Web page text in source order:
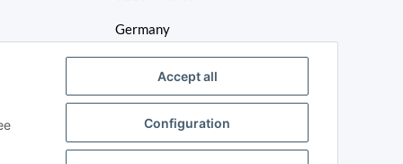
Accept all
Configuration
Germany
Telephone: +49-6039-938080
E-Mail:info@mayaadi-home.de